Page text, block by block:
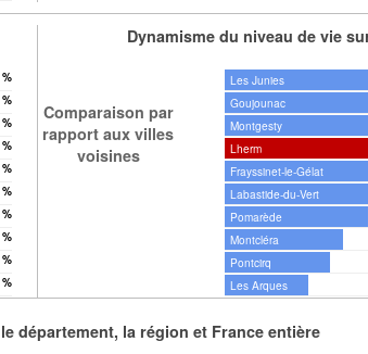
Dynamisme du niveau de vie
Comparaison par
rapport aux villes
voisines
Les Junies
Goujounac
Montgesty
Lherm
Frayssinet-le-Gélat
Labastide-du-Vert
Pomarède
Montcléra
Pontcirq
Les Arques
département, la région et France entière